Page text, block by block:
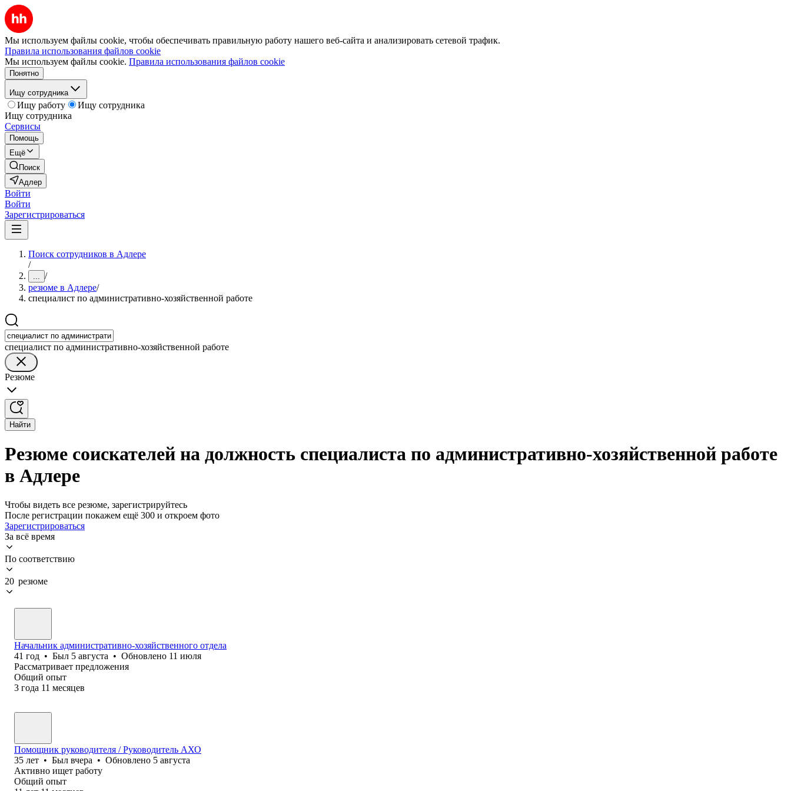
Мы используем файлы cookie, чтобы обеспечивать правильную работу нашего веб-сайта и анализировать сетевой трафик.
Правила использования файлов cookie
Мы используем файлы cookie. Правила использования файлов cookie
Понятно
Ищу сотрудника
Ищу работу
Ищу сотрудника
Ищу сотрудника
Сервисы
Помощь
Ещё
Поиск
Адлер
Войти
Войти
Зарегистрироваться
Поиск сотрудников в Адлере
/
... /
резюме в Адлере/
специалист по административно-хозяйственной работе
специалист по административно-хозяйственной работе
Резюме
Найти
Резюме соискателей на должность специалиста по административно-хозяйственной работе
в Адлере
Чтобы видеть все резюме, зарегистрируйтесь
После регистрации покажем ещё 300 и откроем фото
Зарегистрироваться
За всё время
По соответствию
20 резюме
Начальник административно-хозяйственного отдела
41 год • Был 5 августа • Обновлено 11 июля
Рассматривает предложения
Общий опыт
3 года 11 месяцев
Помощник руководителя / Руководитель АХО
35 лет • Был вчера • Обновлено 5 августа
Активно ищет работу
Общий опыт